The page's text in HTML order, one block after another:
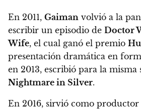
En 2011, Gaiman volvió a la
escribir un episodio de Doctor
Wife, el cual ganó el premio
presentación dramática en
en 2013, escribió para la misma
Nightmare in Silver.
En 2016, sirvió como